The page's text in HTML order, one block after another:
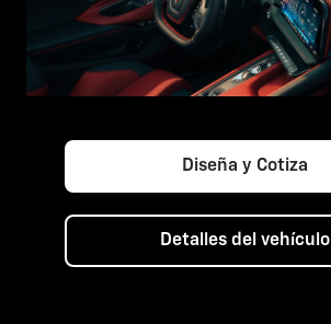
Diseña y Cotiza
Detalles del vehículo